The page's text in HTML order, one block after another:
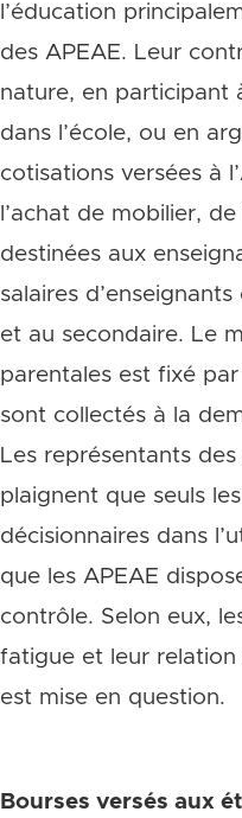
l’éducation
des APEAE. Leur
nature, en participant
dans l’école, ou en
cotisations versées à
l’achat de mobilier,
destinées aux
salaires
et au secondaire. Le
parentales est fixé
sont collectés à la
Les représentants
plaignent que seuls
décisionnaires dans
que les APEAE
contrôle. Selon eux,
fatigue et leur relation
est mise en question.
Bourses versés aux